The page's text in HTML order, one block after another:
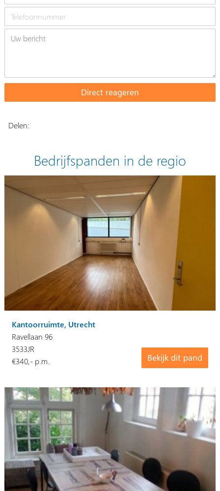
Delen:
Bedrijfspanden in de regio
Kantoorruimte, Utrecht
Ravellaan 96
Bekijk dit pand
3533JR
€340,- p.m.